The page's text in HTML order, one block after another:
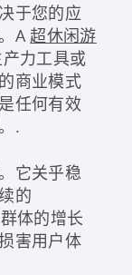
于您的应
A 超休闲游
力工具或
商业模式
任何有效
.
它关乎稳
的
体的增长
害用户体